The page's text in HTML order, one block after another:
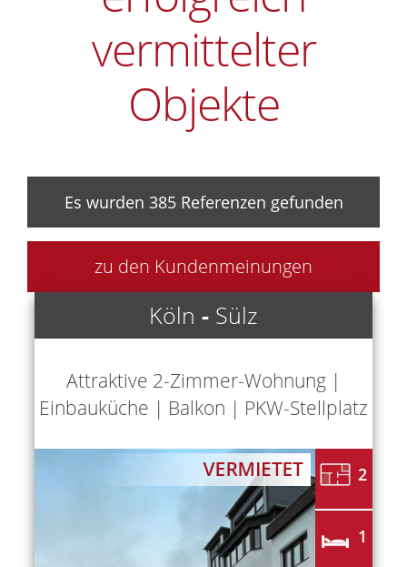
vermittelter
Objekte
Es wurden 385 Referenzen gefunden
zu den Kundenmeinungen
Köln - Sülz
Attraktive 2-Zimmer-Wohnung |
Einbauküche | Balkon | PKW-Stellplatz
2
1